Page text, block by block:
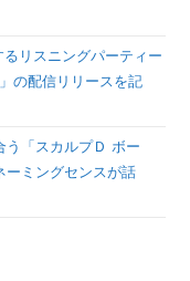
リスニングパーティー
の配信リリースを記
う「スカルプＤ ボー
ミングセンスが話